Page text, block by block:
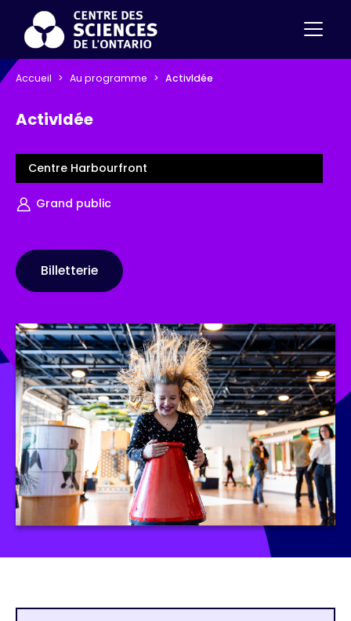
Accueil Au programme ActivIdée
ActivIdée
Centre Harbourfront
Grand public
Billetterie